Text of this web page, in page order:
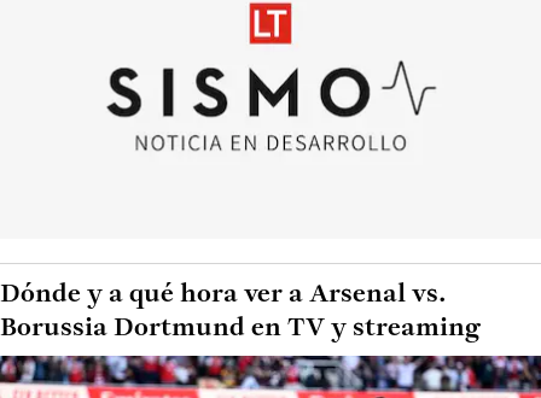
Dónde y a qué hora ver a Arsenal vs.
Borussia Dortmund en TV y streaming